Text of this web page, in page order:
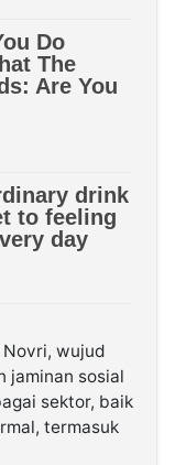
wujud
jaminan sosial
sektor, baik
termasuk